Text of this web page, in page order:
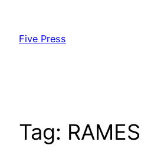
content
Five Press
Tag: RAMES